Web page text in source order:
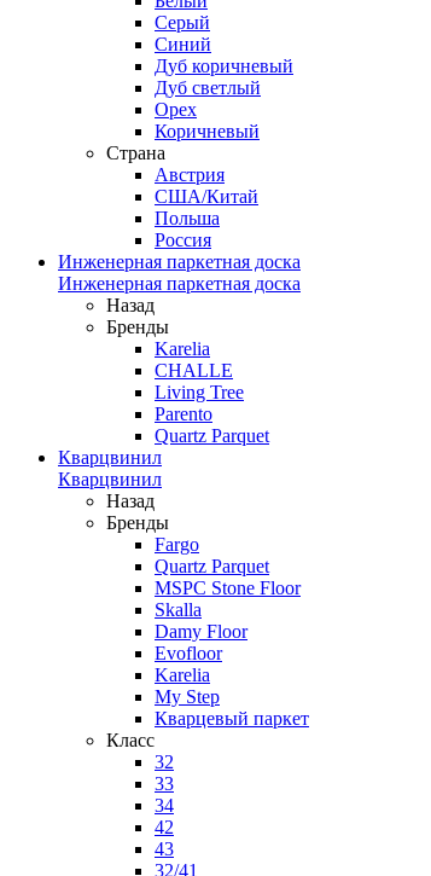
Серый
Синий
Дуб коричневый
Дуб светлый
Орех
Коричневый
Страна
Австрия
США/Китай
Польша
Россия
Инженерная паркетная доска
Инженерная паркетная доска
Назад
Бренды
Karelia
CHALLE
Living Tree
Parento
Quartz Parquet
Кварцвинил
Кварцвинил
Назад
Бренды
Fargo
Quartz Parquet
MSPC Stone Floor
Skalla
Damy Floor
Evofloor
Karelia
My Step
Кварцевый паркет
Класс
32
33
34
42
43
32/41